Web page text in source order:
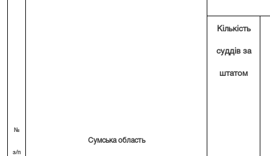
№
з/п
Сумська область
Кількість
суддів за
штатом